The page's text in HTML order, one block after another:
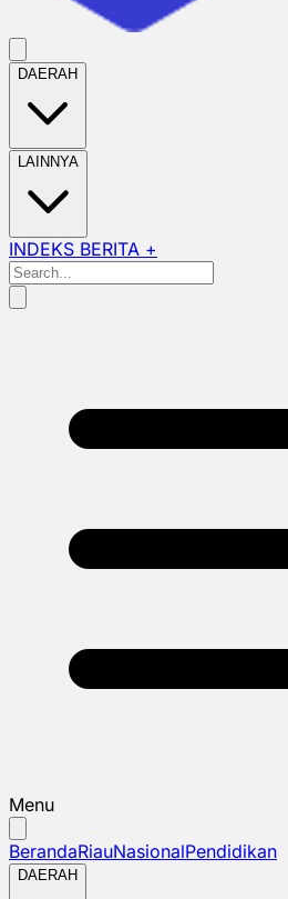
DAERAH
LAINNYA
INDEKS BERITA +
Menu
BerandaRiauNasionalPendidikan
DAERAH